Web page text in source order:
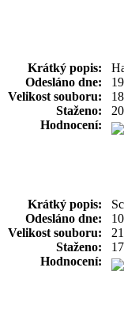
Krátký popis:
Odesláno dne:
Velikost souboru:
Staženo:
Hodnocení:
Krátký popis:
Odesláno dne:
Velikost souboru:
Staženo:
Hodnocení: